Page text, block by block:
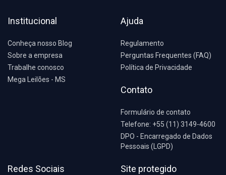
Institucional
Conheça nosso Blog
Sobre a empresa
Trabalhe conosco
Mega Leilões - MS
Ajuda
Regulamento
Perguntas Frequentes (FAQ)
Política de Privacidade
Contato
Formulário de contato
Telefone: +55 (11) 3149-4600
DPO - Encarregado de Dados
Pessoais (LGPD)
Redes Sociais Site protegido